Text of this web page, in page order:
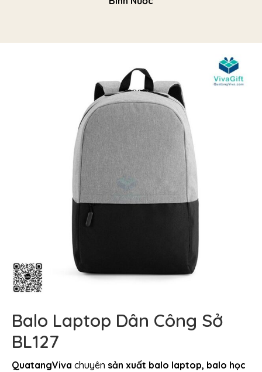
Balo Laptop Dân Công Sở
BL127
QuatangViva chuyên sản xuất balo laptop, balo học